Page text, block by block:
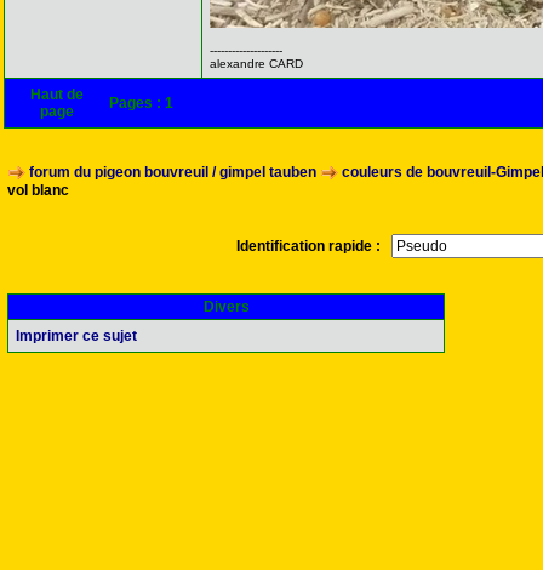
--------------------
alexandre CARD
Haut de
page
Pages : 1
forum du pigeon bouvreuil / gimpel tauben
couleurs de bouvreuil-
vol blanc
Identification rapide :
Divers
Imprimer ce sujet